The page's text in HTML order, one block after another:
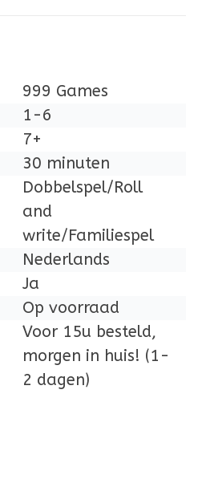
999 Games
1-6
7+
30 minuten
Dobbelspel/Roll
and
write/Familiespel
Nederlands
Ja
Op voorraad
Voor 15u besteld,
morgen in huis! (1-
2 dagen)